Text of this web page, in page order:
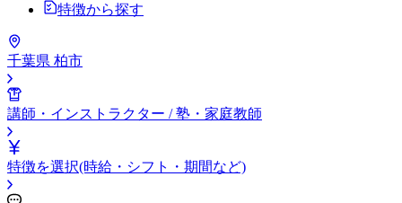
特徴から探す
千葉県 柏市
講師・インストラクター / 塾・家庭教師
特徴を選択(時給・シフト・期間など)